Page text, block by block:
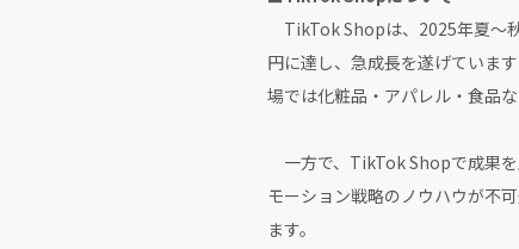
TikTok Shopは、2025年夏〜
円に達し、急成長を遂げていま
場では化粧品・アパレル・食品
一方で、TikTok Shopで成果を
モーション戦略のノウハウが不
ます。